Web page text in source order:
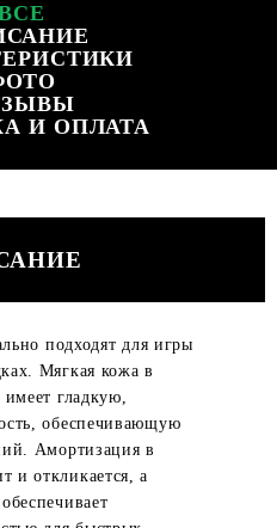
И ОПЛАТА
подходят для игры
Мягкая кожа в
гладкую,
обеспечивающую
Амортизация в
и откликается, а